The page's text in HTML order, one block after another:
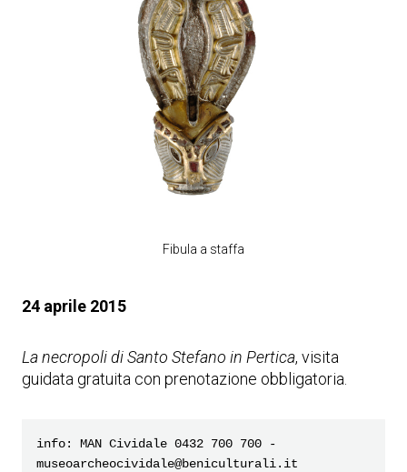
Fibula a staffa
24 aprile 2015
La necropoli di Santo Stefano in Pertica, visita
guidata gratuita con prenotazione obbligatoria.
info: MAN Cividale 0432 700 700 -
museoarcheocividale@beniculturali.it